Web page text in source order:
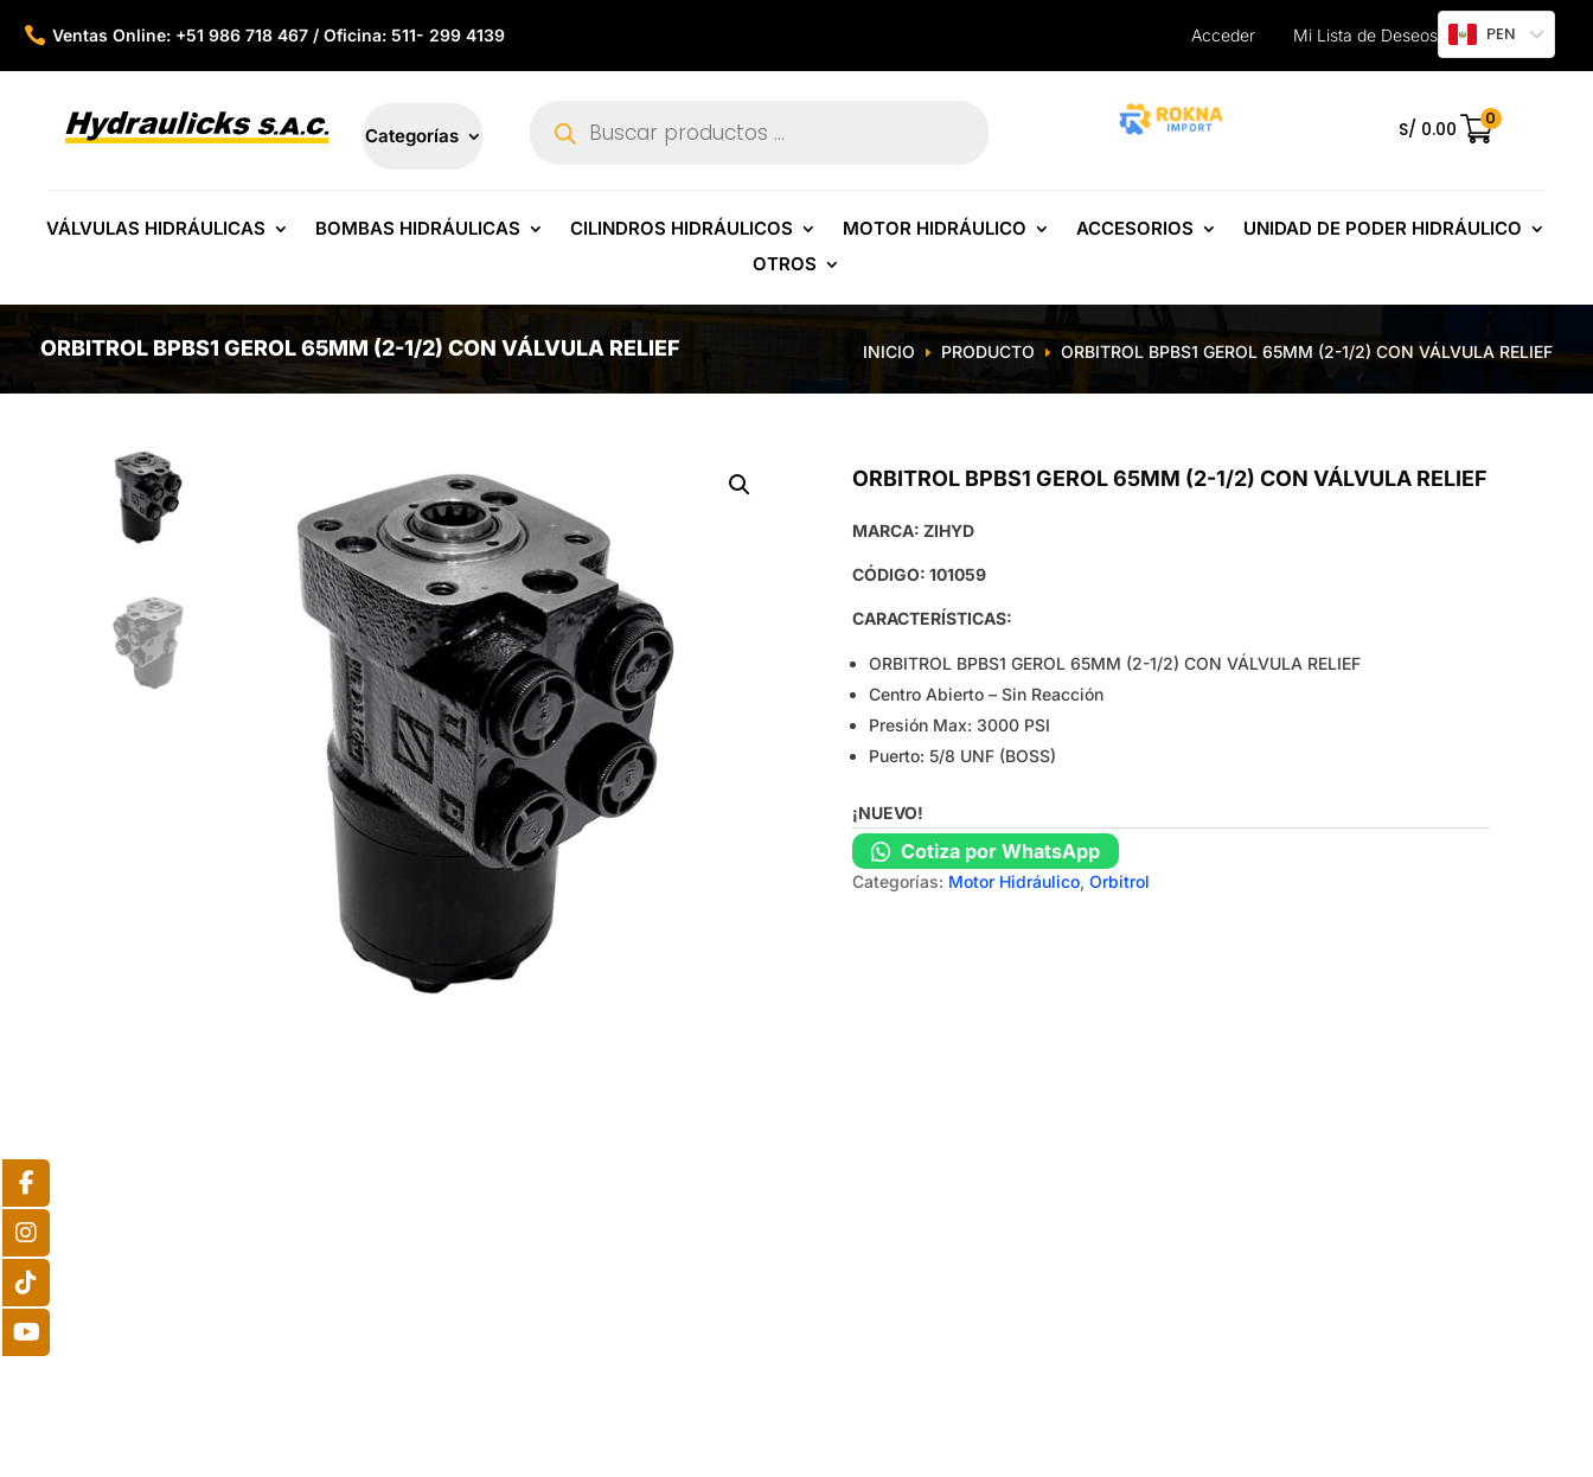
 Ventas Online: +51 986 718 467 / Oficina: 511- 299 4139 Acceder Mi Lista de Deseos PEN
Categorías productos S/ 0.00 0
VÁLVULAS HIDRÁULICAS BOMBAS HIDRÁULICAS CILINDROS HIDRÁULICOS MOTOR HIDRÁULICO ACCESORIOS
UNIDAD DE PODER HIDRÁULICO
OTROS
ORBITROL BPBS1 GEROL 65MM (2-1/2) CON VÁLVULA RELIEF INICIO E PRODUCTO E ORBITROL BPBS1 GEROL 65MM (2-1/2) CON VÁLVULA RELIEF
ORBITROL BPBS1 GEROL 65MM (2-1/2) CON VÁLVULA RELIEF
MARCA: ZIHYD
CÓDIGO: 101059
CARACTERÍSTICAS:
ORBITROL BPBS1 GEROL 65MM (2-1/2) CON VÁLVULA RELIEF
Centro Abierto – Sin Reacción
Presión Max: 3000 PSI
Puerto: 5/8 UNF (BOSS)
¡NUEVO!
Cotiza por WhatsApp
Categorías: Motor Hidráulico, Orbitrol